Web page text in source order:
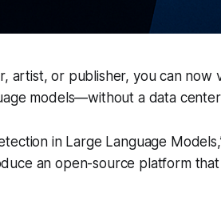
artist, or publisher, you can
models—without a data center
in Large Language
an open-source platform